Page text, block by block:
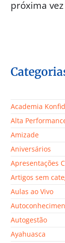
próxima
Academia
Alta
Amizade
Aniversários
Apresentações
Artigos sem
Aulas ao Vivo
Autogestão
Ayahuasca